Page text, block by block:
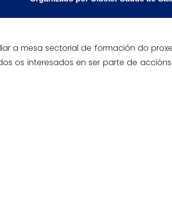
a mesa sectorial de formación do
os interesados en ser parte de